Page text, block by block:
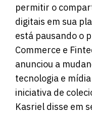
permitir o
digitais em sua
está pausando o
Commerce e
anunciou a
tecnologia e
iniciativa de
Kasriel disse em